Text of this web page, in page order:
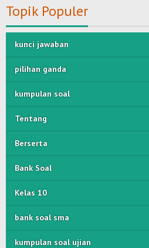
Topik Populer
kunci jawaban
pilihan ganda
kumpulan soal
Tentang
Berserta
Bank Soal
Kelas 10
bank soal sma
kumpulan soal ujian